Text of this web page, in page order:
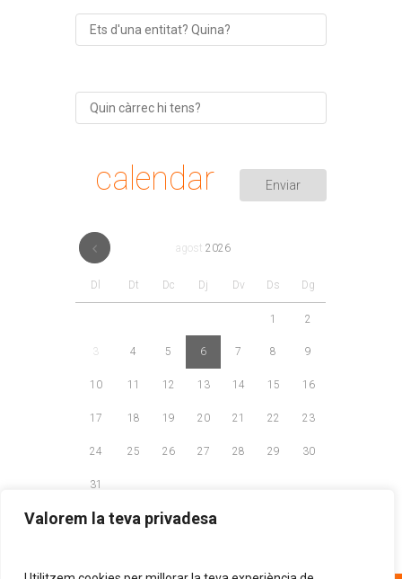
Valorem la teva privadesa
calendar
agost 2026
Dl Dt Dc Dj Dv Ds Dg
1 2
3 4 5 6 7 8 9
10 11 12 13 14 15 16
17 18 19 20 21 22 23
24 25 26 27 28 29 30
31